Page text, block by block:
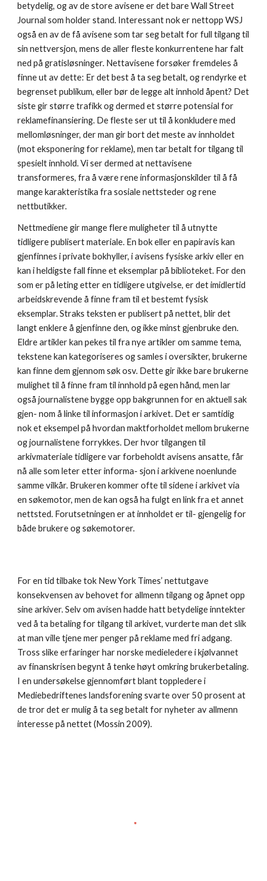
betydelig, og av de store avisene er det bare Wall Street
Journal som holder stand. Interessant nok er nettopp WSJ
også en av de få avisene som tar seg betalt for full tilgang til
sin nettversjon, mens de aller fleste konkurrentene har falt
ned på gratisløsninger. Nettavisene forsøker fremdeles å
finne ut av dette: Er det best å ta seg betalt, og rendyrke et
begrenset publikum, eller bør de legge alt innhold åpent? Det
siste gir større trafikk og dermed et større potensial for
reklamefinansiering. De fleste ser ut til å konkludere med
mellomløsninger, der man gir bort det meste av innholdet
(mot eksponering for reklame), men tar betalt for tilgang til
spesielt innhold. Vi ser dermed at nettavisene
transformeres, fra å være rene informasjonskilder til å få
mange karakteristika fra sosiale nettsteder og rene
nettbutikker.
Nettmediene gir mange flere muligheter til å utnytte
tidligere publisert materiale. En bok eller en papiravis kan
gjenfinnes i private bokhyller, i avisens fysiske arkiv eller en
kan i heldigste fall finne et eksemplar på biblioteket. For den
som er på leting etter en tidligere utgivelse, er det imidlertid
arbeidskrevende å finne fram til et bestemt fysisk
eksemplar. Straks teksten er publisert på nettet, blir det
langt enklere å gjenfinne den, og ikke minst gjenbruke den.
Eldre artikler kan pekes til fra nye artikler om samme tema,
tekstene kan kategoriseres og samles i oversikter, brukerne
kan finne dem gjennom søk osv. Dette gir ikke bare brukerne
mulighet til å finne fram til innhold på egen hånd, men lar
også journalistene bygge opp bakgrunnen for en aktuell sak
gjen- nom å linke til informasjon i arkivet. Det er samtidig
nok et eksempel på hvordan maktforholdet mellom brukerne
og journalistene forrykkes. Der hvor tilgangen til
arkivmateriale tidligere var forbeholdt avisens ansatte, får
nå alle som leter etter informa- sjon i arkivene noenlunde
samme vilkår. Brukeren kommer ofte til sidene i arkivet via
en søkemotor, men de kan også ha fulgt en link fra et annet
nettsted. Forutsetningen er at innholdet er til- gjengelig for
både brukere og søkemotorer.
For en tid tilbake tok New York Times’ nettutgave
konsekvensen av behovet for allmenn tilgang og åpnet opp
sine arkiver. Selv om avisen hadde hatt betydelige inntekter
ved å ta betaling for tilgang til arkivet, vurderte man det slik
at man ville tjene mer penger på reklame med fri adgang.
Tross slike erfaringer har norske medieledere i kjølvannet
av finanskrisen begynt å tenke høyt omkring brukerbetaling.
I en undersøkelse gjennomført blant toppledere i
Mediebedriftenes landsforening svarte over 50 prosent at
de tror det er mulig å ta seg betalt for nyheter av allmenn
interesse på nettet (Mossin 2009).